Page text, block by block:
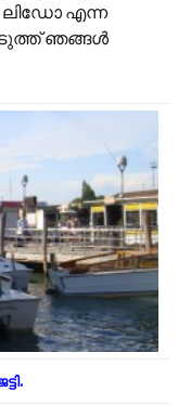
ലിഡോ എന്ന
ഞങ്ങൾ